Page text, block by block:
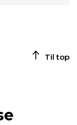
Til top